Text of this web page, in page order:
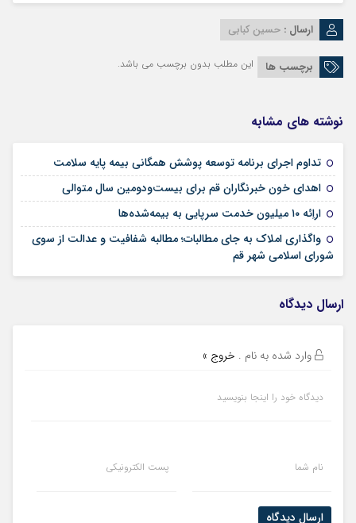
ارسال : حسین کبابی
برچسب ها این مطلب بدون برچسب می باشد.
نوشته های مشابه
تداوم اجرای برنامه توسعه پوشش همگانی بیمه پایه سلامت
اهدای خون خبرنگاران قم برای بیست‌ودومین سال متوالی
اراِئه ۱۰ میلیون خدمت سرپایی به بیمه‌شده‌ها
واگذاری املاک به جای مطالبات؛ مطالبه شفافیت و عدالت از سوی
شورای اسلامی شهر قم
ارسال دیدگاه
وارد شده به نام . خروج »
دیدگاه خود را اینجا بنویسید
نام شما پست الکترونیکی
ارسال دیدگاه